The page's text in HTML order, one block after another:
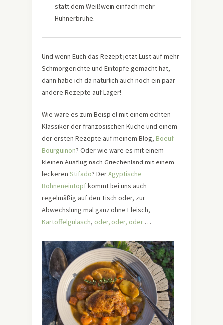
statt dem Weißwein einfach mehr
Hühnerbrühe.
Und wenn Euch das Rezept jetzt Lust auf mehr
Schmorgerichte und Eintöpfe gemacht hat,
dann habe ich da natürlich auch noch ein paar
andere Rezepte auf Lager!
Wie wäre es zum Beispiel mit einem echten
Klassiker der französischen Küche und einem
der ersten Rezepte auf meinem Blog, Boeuf
Bourguinon? Oder wie wäre es mit einem
kleinen Ausflug nach Griechenland mit einem
leckeren Stifado? DerÄgyptische
Bohneneintopfkommt bei uns auch
regelmäßig auf den Tisch oder, zur
Abwechslung mal ganz ohne Fleisch,
Kartoffelgulasch, oder, oder, oder …